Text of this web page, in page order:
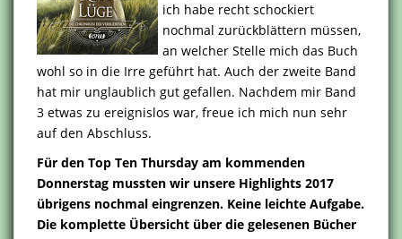
ich habe recht schockiert
nochmal zurückblättern müssen,
an welcher Stelle mich das Buch
wohl so in die Irre geführt hat. Auch der zweite Band
hat mir unglaublich gut gefallen. Nachdem mir Band
3 etwas zu ereignislos war, freue ich mich nun sehr
auf den Abschluss.
Für den Top Ten Thursday am kommenden
Donnerstag mussten wir unsere Highlights 2017
übrigens nochmal eingrenzen. Keine leichte Aufgabe.
Die komplette Übersicht über die gelesenen Bücher